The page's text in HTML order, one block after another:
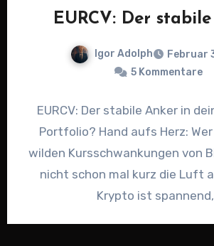
EURCV: Der
Igor Adolph
Februar
5 Kommentare
EURCV: Der stabile Anker in
Portfolio? Hand aufs Herz:
wilden Kursschwankungen von
nicht schon mal kurz die Luft
Krypto ist